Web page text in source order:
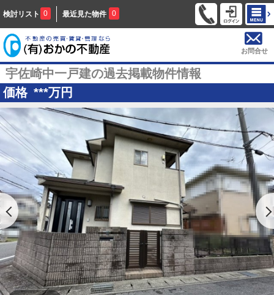
検討リスト 0 最近見た物件 0
お問合せ
宇佐崎中一戸建の過去掲載物件情報
価格 ***万円